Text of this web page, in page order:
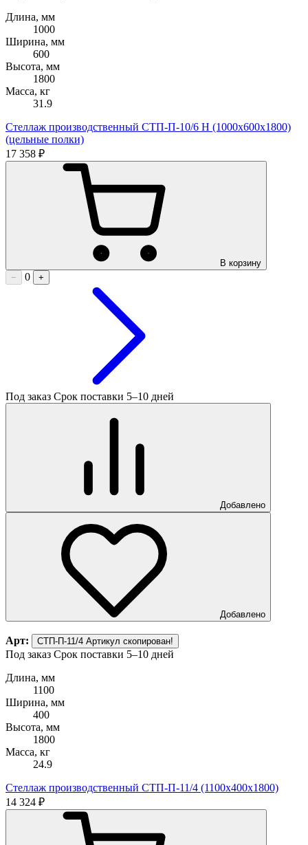
Длина, мм
1000
Ширина, мм
600
Высота, мм
1800
Масса, кг
31.9
Стеллаж производственный СТП-П-10/6 Н (1000х600х1800)
(цельные полки)
17 358 ₽
В корзину
−
0 +
Под заказ Срок поставки 5–10 дней
Добавлено
Добавлено
Арт: СТП-П-11/4 Артикул скопирован!
Под заказ Срок поставки 5–10 дней
Длина, мм
1100
Ширина, мм
400
Высота, мм
1800
Масса, кг
24.9
Стеллаж производственный СТП-П-11/4 (1100х400х1800)
14 324 ₽